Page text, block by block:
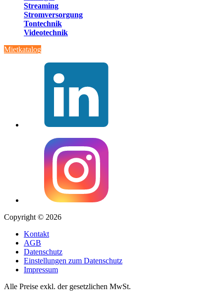
Streaming
Stromversorgung
Tontechnik
Videotechnik
Mietkatalog
Copyright © 2026
Kontakt
AGB
Datenschutz
Einstellungen zum Datenschutz
Impressum
Alle Preise exkl. der gesetzlichen MwSt.